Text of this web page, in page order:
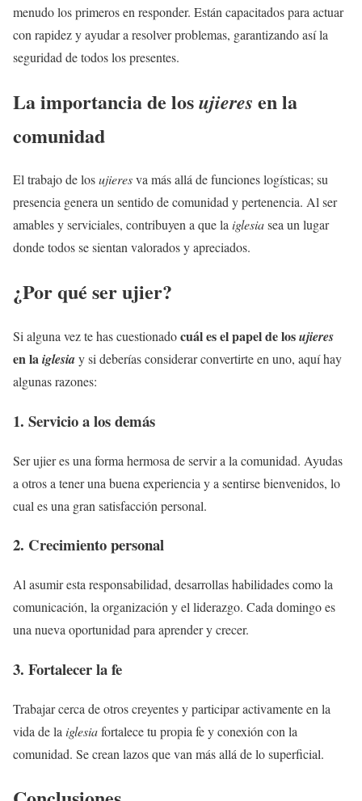
menudo los primeros en responder. Están capacitados para actuar
con rapidez y ayudar a resolver problemas, garantizando así la
seguridad de todos los presentes.
La importancia de losujieres en la
comunidad
El trabajo de losujieresva más allá de funciones logísticas; su
presencia genera un sentido de comunidad y pertenencia. Al ser
amables y serviciales, contribuyen a que la iglesiasea un lugar
donde todos se sientan valorados y apreciados.
¿Por qué ser ujier?
Si alguna vez te has cuestionadocuál es el papel de losujieres
en laiglesiay si deberías considerar convertirte en uno, aquí hay
algunas razones:
1. Servicio a los demás
Ser ujier es una forma hermosa de servir a la comunidad. Ayudas
a otros a tener una buena experiencia y a sentirse bienvenidos, lo
cual es una gran satisfacción personal.
2. Crecimiento personal
Al asumir esta responsabilidad, desarrollas habilidades como la
comunicación, la organización y el liderazgo. Cada domingo es
una nueva oportunidad para aprender y crecer.
3. Fortalecer la fe
Trabajar cerca de otros creyentes y participar activamente en la
vida de la iglesiafortalece tu propia fe y conexión con la
comunidad. Se crean lazos que van más allá de lo superficial.